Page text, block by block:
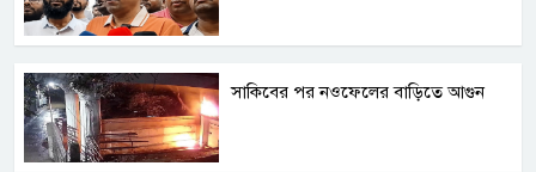
সাকিবের পর নওফেলের বাড়িতে আগুন